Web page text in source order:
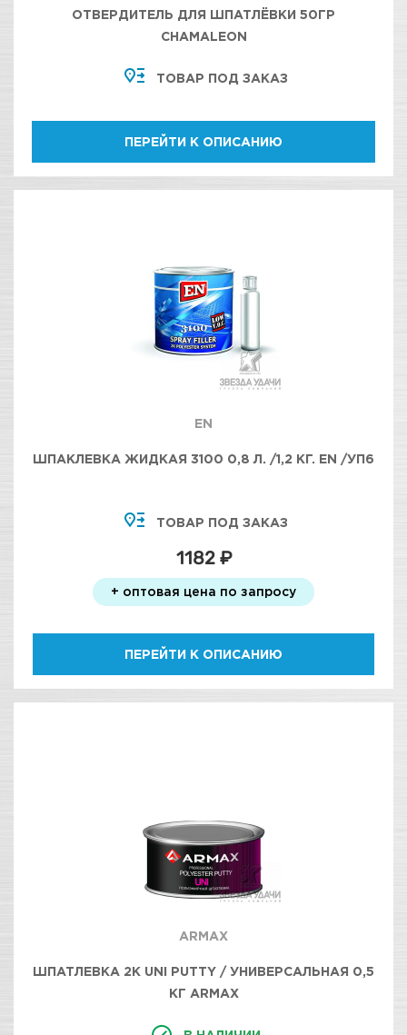
ОТВЕРДИТЕЛЬ ДЛЯ ШПАТЛЁВКИ 50ГР
CHAMALEON
ТОВАР ПОД ЗАКАЗ
ПЕРЕЙТИ К ОПИСАНИЮ
EN
ШПАКЛЕВКА ЖИДКАЯ 3100 0,8 Л. /1,2 КГ. EN /УП6
ТОВАР ПОД ЗАКАЗ
1182 ₽
+ оптовая цена по запросу
ПЕРЕЙТИ К ОПИСАНИЮ
ARMAX
ШПАТЛЕВКА 2K UNI PUTTY / УНИВЕРСАЛЬНАЯ 0,5
КГ ARMAX